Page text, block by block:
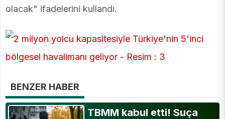
olacak" ifadelerini kullandı.
BENZER HABER
TBMM kabul etti! Suça